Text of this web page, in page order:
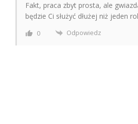
Fakt, praca zbyt prosta, ale
będzie Ci służyć dłużej niż jeden
0 Odpowiedz